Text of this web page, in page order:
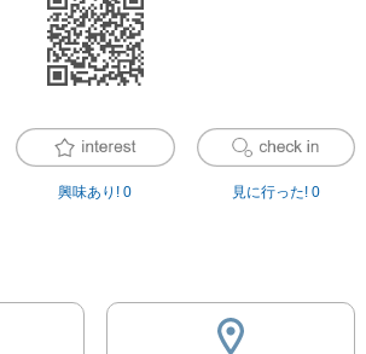
興味あり! 0 見に行った! 0